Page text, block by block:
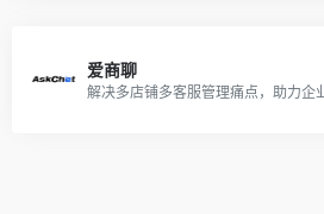
爱商聊
解决多店铺多客服管理痛点，助力企